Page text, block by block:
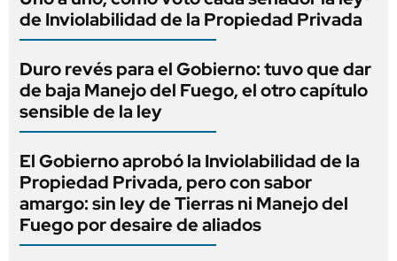
de Inviolabilidad de la Propiedad Privada
Duro revés para el Gobierno: tuvo que dar
de baja Manejo del Fuego, el otro capítulo
sensible de la ley
El Gobierno aprobó la Inviolabilidad de la
Propiedad Privada, pero con sabor
amargo: sin ley de Tierras ni Manejo del
Fuego por desaire de aliados